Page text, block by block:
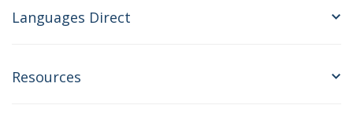
Languages Direct
Resources